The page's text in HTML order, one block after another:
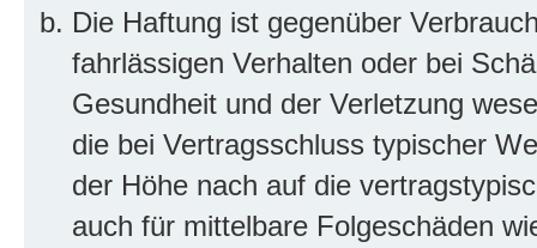
Die Haftung ist gegenüber
fahrlässigen Verhalten oder bei
Gesundheit und der Verletzung
die bei Vertragsschluss typischer
der Höhe nach auf die
auch für mittelbare Folgeschäden